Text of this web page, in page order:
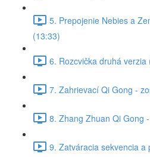
5. Prepojenie Nebies a
(13:33)
6. Rozcvička druhá verzia
7. Zahrievací Qi Gong -
8. Zhang Zhuan Qi Gong
9. Zatváracia sekvencia a